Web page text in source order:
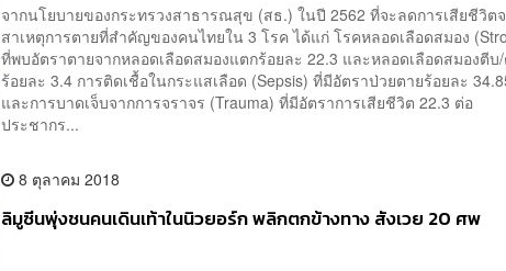
จากนโยบายของกระทรวงสาธารณสุข (สธ.) ในปี 2562 ที่จะลดการเสียชีวิต
สาเหตุการตายที่สำคัญของคนไทยใน 3 โรค ได้แก่ โรคหลอดเลือดสมอง
ที่พบอัตราตายจากหลอดเลือดสมองแตกร้อยละ 22.3 และหลอดเลือดสมองตีบ
ร้อยละ 3.4 การติดเชื้อในกระแสเลือด (Sepsis) ที่มีอัตราป่วยตายร้อยละ
และการบาดเจ็บจากการจราจร (Trauma) ที่มีอัตราการเสียชีวิต 22.3 ต่อ
ประชากร...
8 ตุลาคม 2018
ลิมูซีนพุ่งชนคนเดินเท้าในนิวยอร์ก พลิกตกข้างทาง สังเวย 20 ศพ